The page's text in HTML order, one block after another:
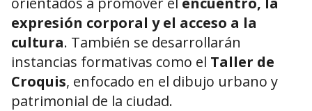
expresión corporal y el acceso a la
cultura. También se desarrollarán
instancias formativas como el Taller de
Croquis, enfocado en el dibujo urbano y
patrimonial de la ciudad.